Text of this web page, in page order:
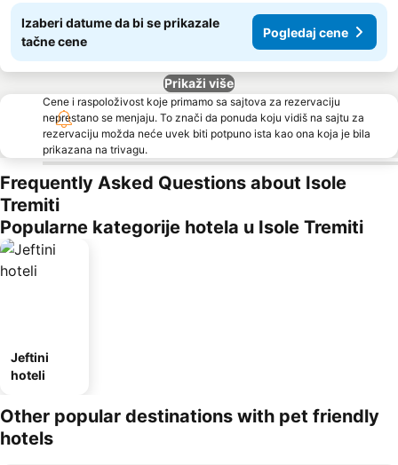
Izaberi datume da bi se prikazale
tačne cene
Pogledaj cene
Prikaži više
Cene i raspoloživost koje primamo sa sajtova za rezervaciju
neprestano se menjaju. To znači da ponuda koju vidiš na sajtu za
rezervaciju možda neće uvek biti potpuno ista kao ona koja je bila
prikazana na trivagu.
Frequently Asked Questions about Isole
Tremiti
Popularne kategorije hotela u Isole Tremiti
Jeftini
hoteli
Other popular destinations with pet friendly
hotels